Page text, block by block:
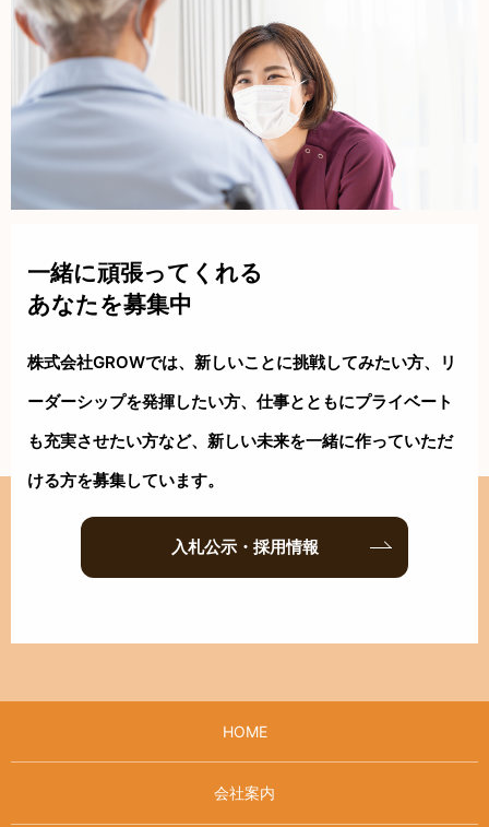
一緒に頑張ってくれる
あなたを募集中
株式会社GROWでは、新しいことに挑戦してみたい方、リ
ーダーシップを発揮したい方、仕事とともにプライベート
も充実させたい方など、新しい未来を一緒に作っていただ
ける方を募集しています。
入札公示・採用情報
HOME
会社案内